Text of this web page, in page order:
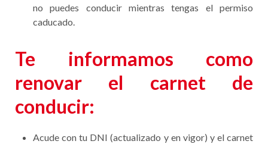
no puedes conducir mientras tengas el permiso
caducado.
Te informamos como
renovar el carnet de
conducir:
Acude con tu DNI (actualizado y en vigor) y el carnet